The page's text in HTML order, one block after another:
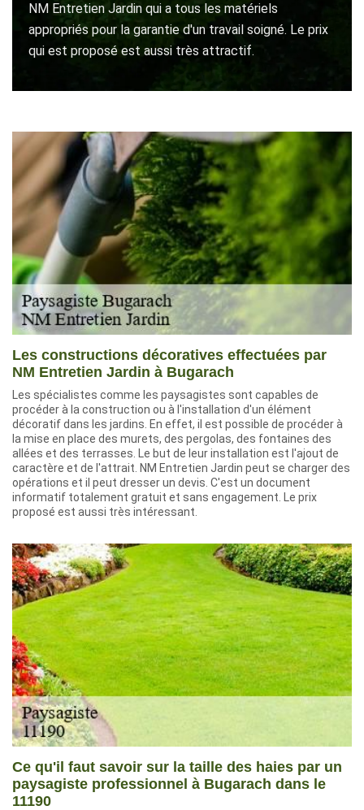
NM Entretien Jardin qui a tous les matériels
appropriés pour la garantie d'un travail soigné. Le prix
qui est proposé est aussi très attractif.
Les constructions décoratives effectuées par
NM Entretien Jardin à Bugarach
Les spécialistes comme les paysagistes sont capables de
procéder à la construction ou à l'installation d'un élément
décoratif dans les jardins. En effet, il est possible de procéder à
la mise en place des murets, des pergolas, des fontaines des
allées et des terrasses. Le but de leur installation est l'ajout de
caractère et de l'attrait. NM Entretien Jardin peut se charger des
opérations et il peut dresser un devis. C'est un document
informatif totalement gratuit et sans engagement. Le prix
proposé est aussi très intéressant.
Ce qu'il faut savoir sur la taille des haies par un
paysagiste professionnel à Bugarach dans le
11190